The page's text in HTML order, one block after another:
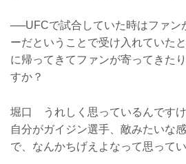
──UFCで試合していた時はファン
ーだということで受け入れていた
に帰ってきてファンが寄ってきた
すか？
堀口 うれしく思っているんです
自分がガイジン選手、敵みたいな
で、なんかちげえよなって思ってい